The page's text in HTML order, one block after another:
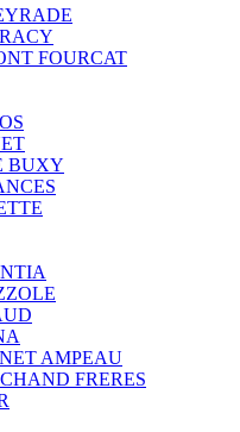
FOURCAT
BUXY
AMPEAU
FRERES